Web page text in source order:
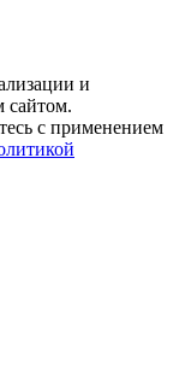
и
сайтом.
с применением